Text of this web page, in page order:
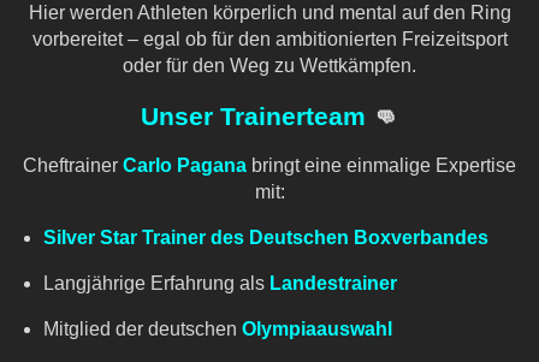
Hier werden Athleten körperlich und mental auf den Ring
vorbereitet – egal ob für den ambitionierten Freizeitsport
oder für den Weg zu Wettkämpfen.
Unser Trainerteam 👊
Cheftrainer Carlo Pagana bringt eine einmalige Expertise
mit:
Silver Star Trainer des Deutschen Boxverbandes
Langjährige Erfahrung als Landestrainer
Mitglied der deutschen Olympiaauswahl